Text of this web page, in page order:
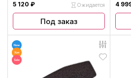
5 120 ₽ Ожидается
Под заказ
4